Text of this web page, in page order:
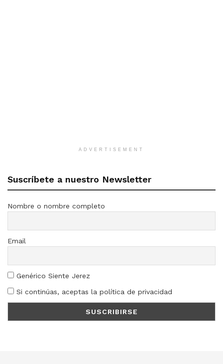
ADVERTISEMENT
Suscríbete a nuestro Newsletter
Nombre o nombre completo
Email
Genérico Siente Jerez
Si continúas, aceptas la política de privacidad